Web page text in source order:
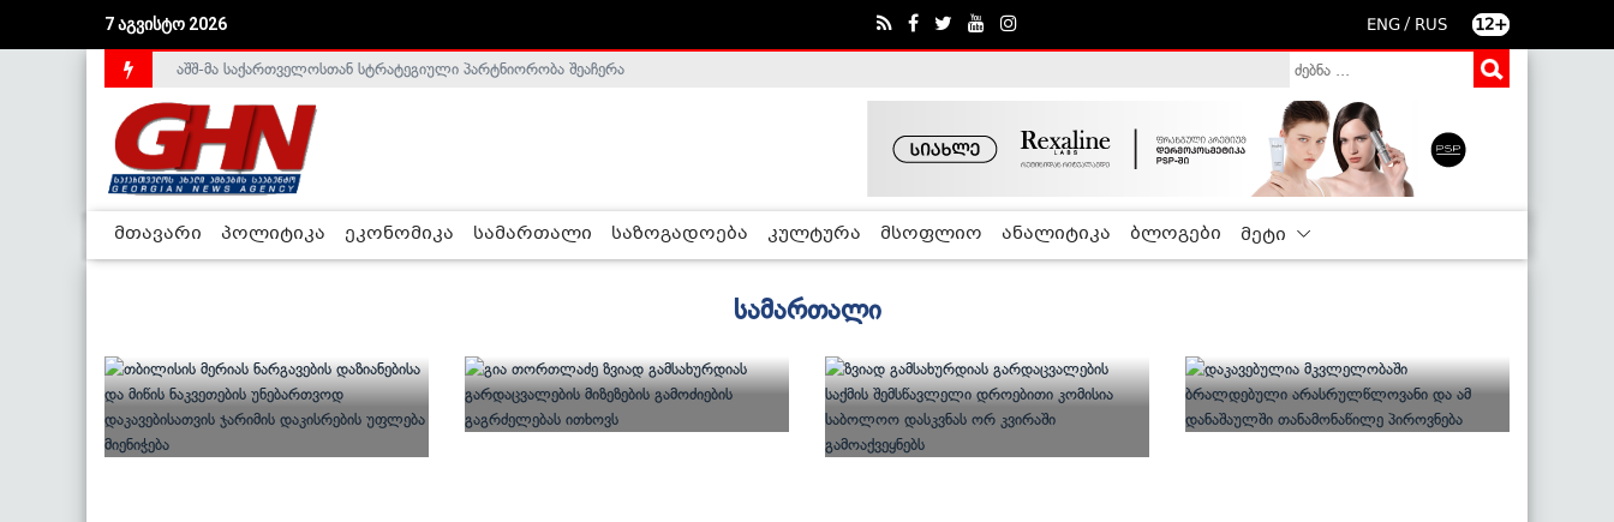
7 აგვისტო 2026 ENG / RUS 12+
აშშ-მა საქართველოსთან სტრატეგიული პარტნიორობა შეაჩერა
მთავარი პოლიტიკა ეკონომიკა სამართალი საზოგადოება კულტურა მსოფლიო ანალიტიკა ბლოგები მეტი
სამართალი